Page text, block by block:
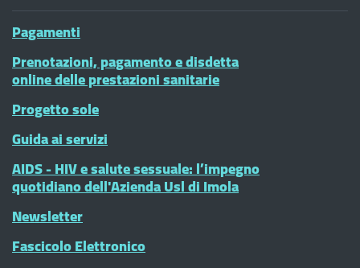
Pagamenti
Prenotazioni, pagamento e disdetta
online delle prestazioni sanitarie
Progetto sole
Guida ai servizi
AIDS - HIV e salute sessuale: l’impegno
quotidiano dell'Azienda Usl di Imola
Newsletter
Fascicolo Elettronico